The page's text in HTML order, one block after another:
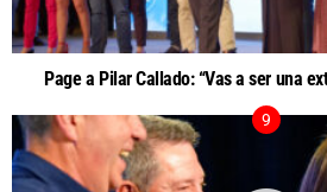
Page a Pilar Callado: “Vas a ser una